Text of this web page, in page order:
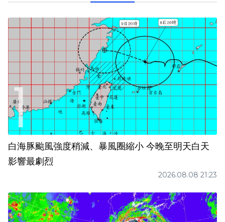
白海豚颱風強度稍減、暴風圈縮小 今晚至明天白天
影響最劇烈
2026.08.08 21:23